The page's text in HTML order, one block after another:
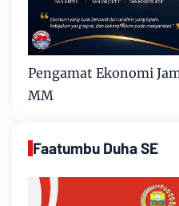
Pengamat Ekonomi
MM
Faatumbu Duha SE